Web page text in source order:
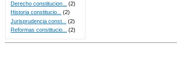
Derecho constitucion...
(2)
Historia constitucio... (2)
Jurisprudencia const...
(2)
Reformas constitucio...
(2)